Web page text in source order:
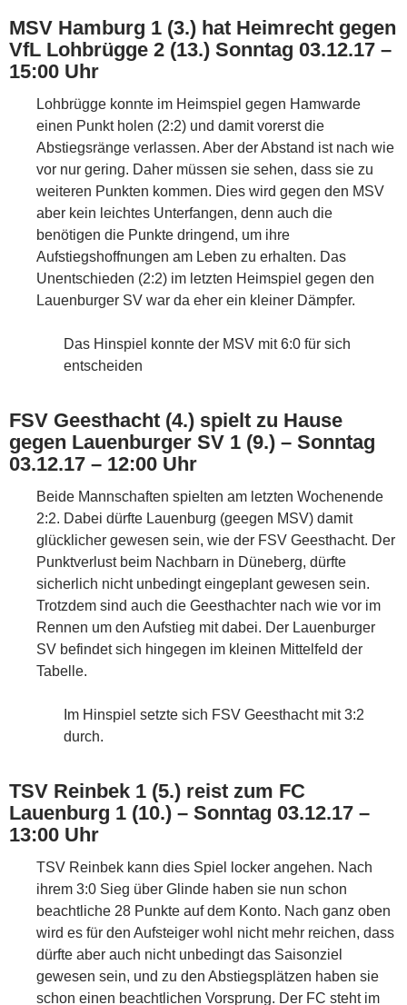
MSV Hamburg 1 (3.) hat Heimrecht gegen
VfL Lohbrügge 2 (13.) Sonntag 03.12.17 –
15:00 Uhr
Lohbrügge konnte im Heimspiel gegen Hamwarde
einen Punkt holen (2:2) und damit vorerst die
Abstiegsränge verlassen. Aber der Abstand ist nach wie
vor nur gering. Daher müssen sie sehen, dass sie zu
weiteren Punkten kommen. Dies wird gegen den MSV
aber kein leichtes Unterfangen, denn auch die
benötigen die Punkte dringend, um ihre
Aufstiegshoffnungen am Leben zu erhalten. Das
Unentschieden (2:2) im letzten Heimspiel gegen den
Lauenburger SV war da eher ein kleiner Dämpfer.
Das Hinspiel konnte der MSV mit 6:0 für sich
entscheiden
FSV Geesthacht (4.) spielt zu Hause
gegen Lauenburger SV 1 (9.) – Sonntag
03.12.17 – 12:00 Uhr
Beide Mannschaften spielten am letzten Wochenende
2:2. Dabei dürfte Lauenburg (geegen MSV) damit
glücklicher gewesen sein, wie der FSV Geesthacht. Der
Punktverlust beim Nachbarn in Düneberg, dürfte
sicherlich nicht unbedingt eingeplant gewesen sein.
Trotzdem sind auch die Geesthachter nach wie vor im
Rennen um den Aufstieg mit dabei. Der Lauenburger
SV befindet sich hingegen im kleinen Mittelfeld der
Tabelle.
Im Hinspiel setzte sich FSV Geesthacht mit 3:2
durch.
TSV Reinbek 1 (5.) reist zum FC
Lauenburg 1 (10.) – Sonntag 03.12.17 –
13:00 Uhr
TSV Reinbek kann dies Spiel locker angehen. Nach
ihrem 3:0 Sieg über Glinde haben sie nun schon
beachtliche 28 Punkte auf dem Konto. Nach ganz oben
wird es für den Aufsteiger wohl nicht mehr reichen, dass
dürfte aber auch nicht unbedingt das Saisonziel
gewesen sein, und zu den Abstiegsplätzen haben sie
schon einen beachtlichen Vorsprung. Der FC steht im